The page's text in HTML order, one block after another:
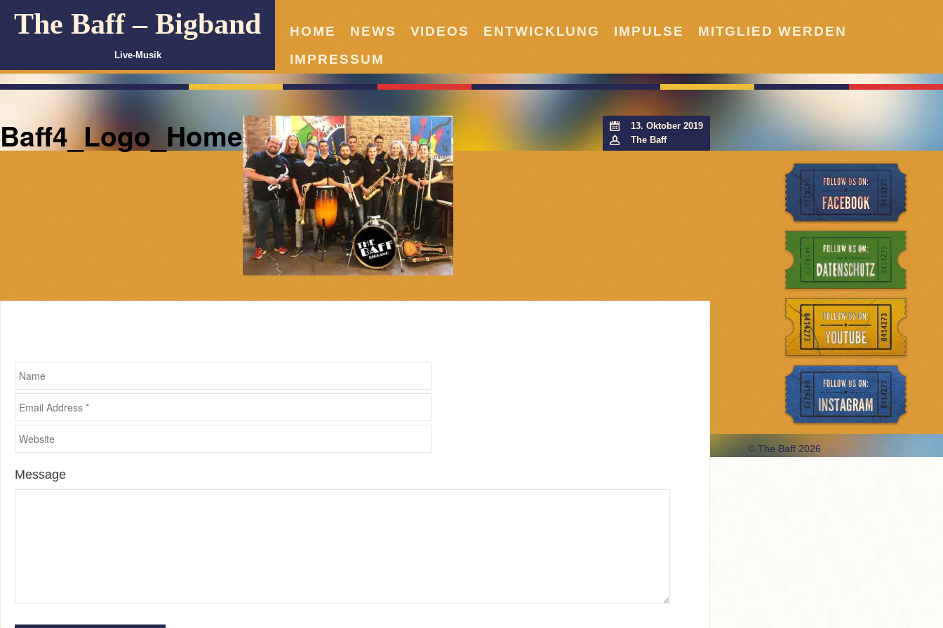
HOME NEWS VIDEOS ENTWICKLUNG IMPULSE
MITGLIED WERDEN
IMPRESSUM
The Baff – Bigband
Live-Musik
Baff4_Logo_Home
13. Oktober 2019
The Baff
Message
©The Baff 2026